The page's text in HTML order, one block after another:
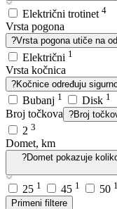
Električni trotinet 4
Vrsta pogona
?Vrsta pogona utiče na
Električni 1
Vrsta kočnica
?Kočnice određuju
Bubanj 1 Disk 1
Broj točkova ?Broj
2 3
Domet, km
?Domet pokazuje
25 1 45 1 50 1
Primeni filtere